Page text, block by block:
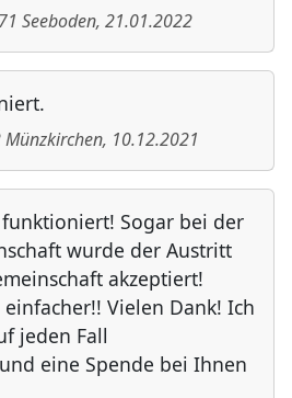
Seeboden, 21.01.2022
Münzkirchen, 10.12.2021
funktioniert! Sogar bei der
wurde der Austritt
akzeptiert!
Vielen Dank! Ich
jeden Fall
eine Spende bei Ihnen